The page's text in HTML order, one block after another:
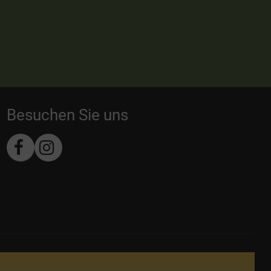
Besuchen Sie uns